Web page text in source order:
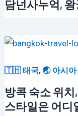
담넌사누억,
🇹🇭 태국, 🌏 아시아
방콕 숙소 위치
스타일은 어디